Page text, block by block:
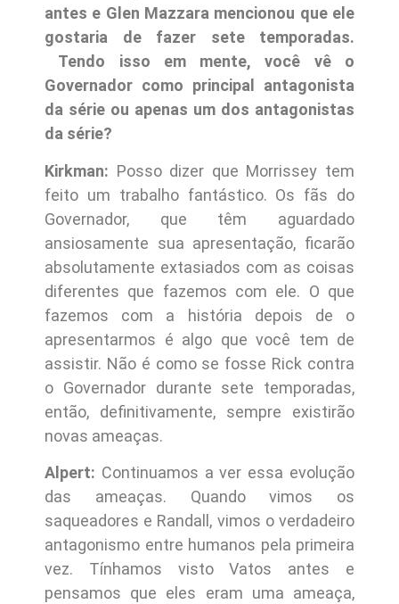
antes e Glen Mazzara mencionou que ele
gostaria de fazer sete temporadas.
Tendo isso em mente, você vê o
Governador como principal antagonista
da série ou apenas um dos antagonistas
da série?
Kirkman: Posso dizer que Morrissey tem
feito um trabalho fantástico. Os fãs do
Governador, que têm aguardado
ansiosamente sua apresentação, ficarão
absolutamente extasiados com as coisas
diferentes que fazemos com ele. O que
fazemos com a história depois de o
apresentarmos é algo que você tem de
assistir. Não é como se fosse Rick contra
o Governador durante sete temporadas,
então, definitivamente, sempre existirão
novas ameaças.
Alpert: Continuamos a ver essa evolução
das ameaças. Quando vimos os
saqueadores e Randall, vimos o verdadeiro
antagonismo entre humanos pela primeira
vez. Tínhamos visto Vatos antes e
pensamos que eles eram uma ameaça,